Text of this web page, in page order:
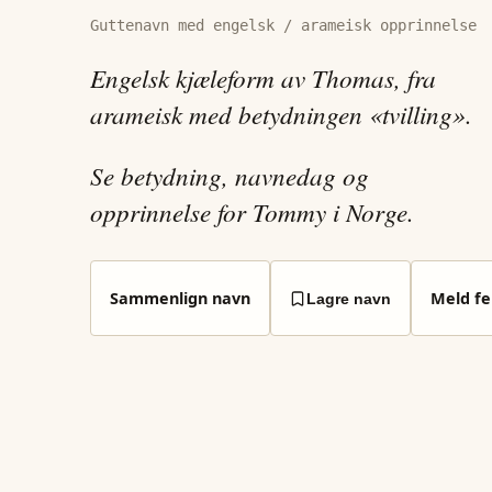
Guttenavn med engelsk / arameisk opprinnelse
Engelsk kjæleform av Thomas, fra
arameisk med betydningen «tvilling».
Se betydning, navnedag og
opprinnelse for Tommy i Norge.
Sammenlign navn Lagre navn Meld